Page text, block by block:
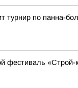
турнир по панна-
фестиваль